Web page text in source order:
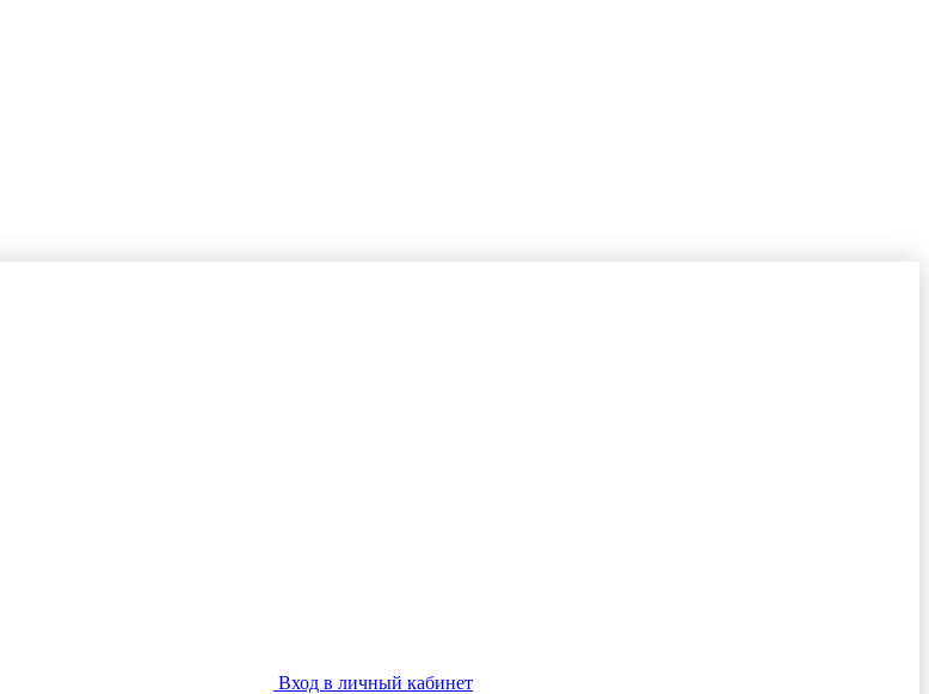
Вход в личный кабинет